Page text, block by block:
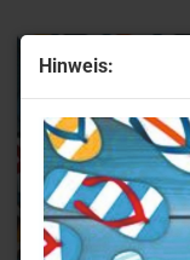
Hinweis:
Kugelschreiber